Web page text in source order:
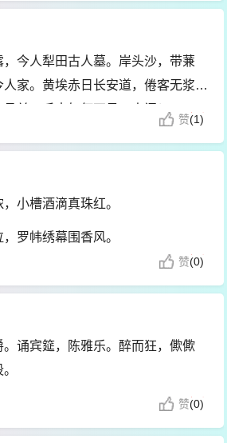
会须一饮三百杯。
，将进酒，杯莫停。
为我倾耳听。
，但愿长醉不复醒。
径须沽取对君酌。
，呼儿将出换美酒，与尔同销万古
今人犁田古人墓。岸头沙，带蒹
家。黄埃赤日长安道，倦客无浆
函关，千古如何不见一人闲？
，初谓商山遗四老。驰单车，致缄
裾。高流端得酒中趣，深入醉乡
名。谁论二豪初不数刘伶？
赞(1)
小槽酒滴真珠红。
罗帏绣幕围香风。
；皓齿歌，细腰舞。
，酒不到刘伶坟上土。
赞(0)
。诵宾筵，陈雅乐。醉而狂，僛僛
。醉而归，乃君子。将进酒，君莫
。
赞(0)